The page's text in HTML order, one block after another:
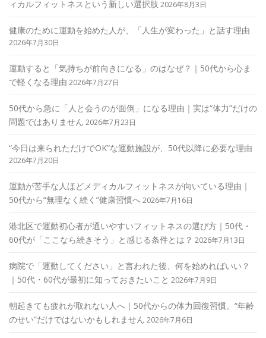
ィカルフィットネスという新しい選択肢 2026年8月3日
健康のために運動を始めた人が、「人生が変わった」と話す理由
2026年7月30日
運動すると「気持ちが前向きになる」のはなぜ？｜50代から心ま
で軽くなる理由 2026年7月27日
50代から急に「人と会うのが面倒」になる理由｜実は“体力”だけの
問題ではありません 2026年7月23日
“今日は来られただけでOK”な運動施設が、50代以降に必要な理由
2026年7月20日
運動が苦手な人ほどメディカルフィットネスが向いている理由｜
50代から“無理なく続く”健康習慣へ2026年7月16日
港北区で運動初心者が通いやすいフィットネスの選び方｜50代・
60代が「ここなら続きそう」と感じる条件とは？ 2026年7月13日
病院で「運動してください」と言われた後、何を始めればいい？
｜50代・60代が最初に知っておきたいこと 2026年7月9日
朝起きても疲れが取れない人へ｜50代からの体力回復習慣。“年齢
のせい”だけではないかもしれません 2026年7月6日